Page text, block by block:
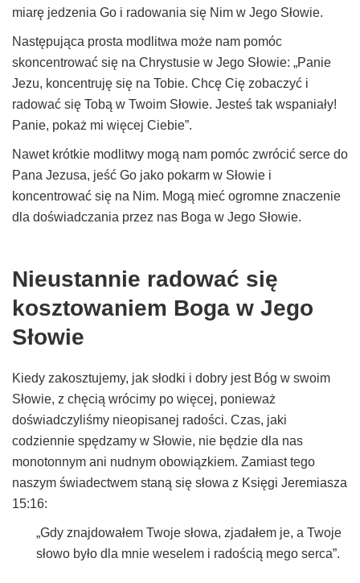
miarę jedzenia Go i radowania się Nim w Jego Słowie.
Następująca prosta modlitwa może nam pomóc
skoncentrować się na Chrystusie w Jego Słowie: „Panie
Jezu, koncentruję się na Tobie. Chcę Cię zobaczyć i
radować się Tobą w Twoim Słowie. Jesteś tak wspaniały!
Panie, pokaż mi więcej Ciebie”.
Nawet krótkie modlitwy mogą nam pomóc zwrócić serce do
Pana Jezusa, jeść Go jako pokarm w Słowie i
koncentrować się na Nim. Mogą mieć ogromne znaczenie
dla doświadczania przez nas Boga w Jego Słowie.
Nieustannie radować się
kosztowaniem Boga w Jego
Słowie
Kiedy zakosztujemy, jak słodki i dobry jest Bóg w swoim
Słowie, z chęcią wrócimy po więcej, ponieważ
doświadczyliśmy nieopisanej radości. Czas, jaki
codziennie spędzamy w Słowie, nie będzie dla nas
monotonnym ani nudnym obowiązkiem. Zamiast tego
naszym świadectwem staną się słowa z Księgi Jeremiasza
15:16:
„Gdy znajdowałem Twoje słowa, zjadałem je, a Twoje
słowo było dla mnie weselem i radością mego serca”.